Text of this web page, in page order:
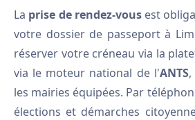
La prise de rendez-vousest
votre dossier de passeport à
réserver votre créneau via la
via le moteur national de l'ANTS,
les mairies équipées. Par
élections et démarches